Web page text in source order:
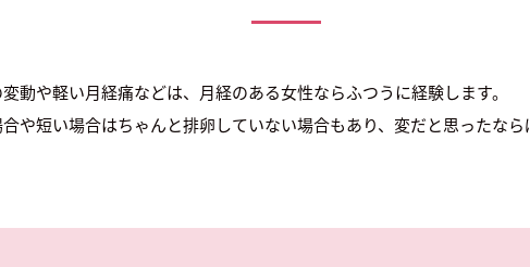
動や軽い月経痛などは、月経のある女性ならふつうに経験します。
や短い場合はちゃんと排卵していない場合もあり、変だと思ったな